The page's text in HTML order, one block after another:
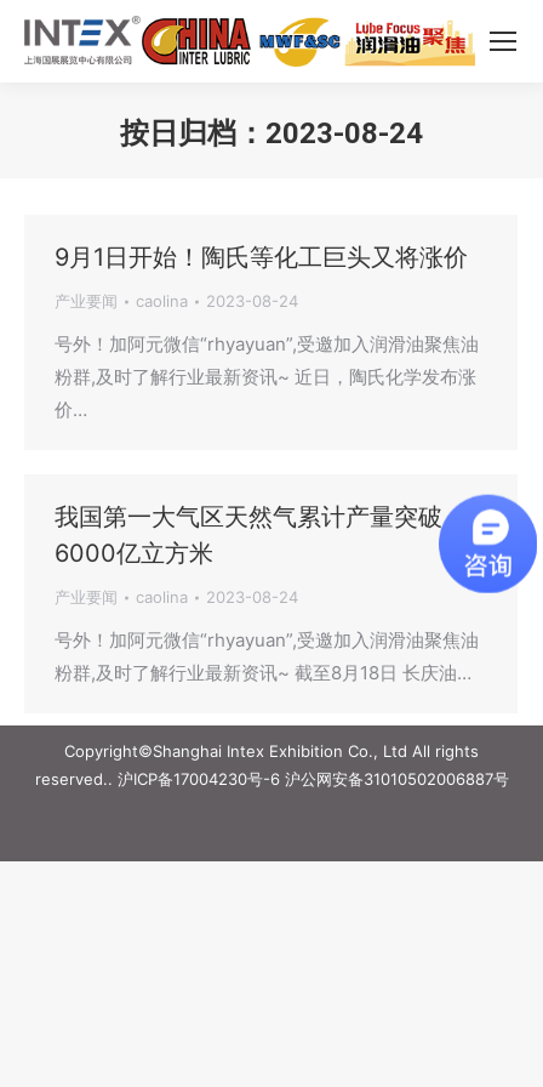
按日归档： 2023-08-24
9月1日开始！陶氏等化工巨头又将涨价
产业要闻 caolina 2023-08-24
号外！加阿元微信“rhyayuan”,受邀加入润滑油聚焦油
粉群,及时了解行业最新资讯~ 近日，陶氏化学发布涨
价…
我国第一大气区天然气累计产量突破
6000亿立方米
产业要闻 caolina 2023-08-24
号外！加阿元微信“rhyayuan”,受邀加入润滑油聚焦油
粉群,及时了解行业最新资讯~ 截至8月18日 长庆油…
Copyright©Shanghai Intex Exhibition Co., Ltd All rights
reserved.. 沪ICP备17004230号-6沪公网安备31010502006887号